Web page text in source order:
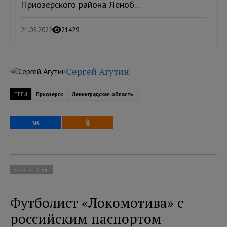
Приозерского района Леноб...
21.05.2022 21429
Сергей Агутин
ТЕГИ Приозерск Ленинградская область
Новости Спорт
Футболист «Локомотива» с
российским паспортом